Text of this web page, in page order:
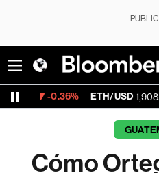
ETH/USD 1,908.775 -0.37%
Cómo